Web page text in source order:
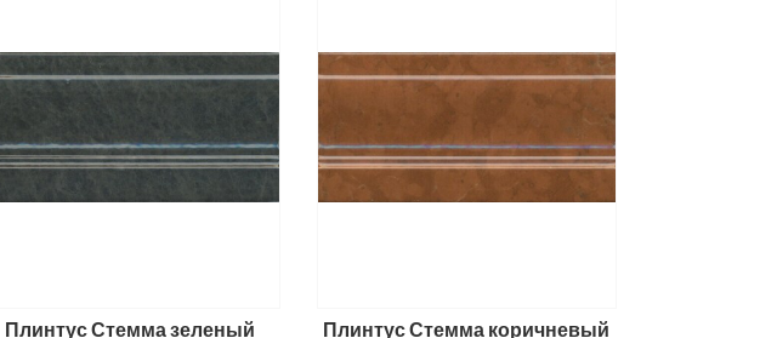
Плинтус Стемма зеленый Плинтус Стемма коричневый